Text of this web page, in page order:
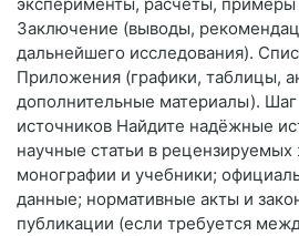
Заключение (выводы,
дальнейшего исследования).
Приложения (графики, таблицы,
дополнительные материалы).
источников Найдите надёжные
научные статьи в рецензируемых
монографии и учебники;
данные; нормативные акты и
публикации (если требуется